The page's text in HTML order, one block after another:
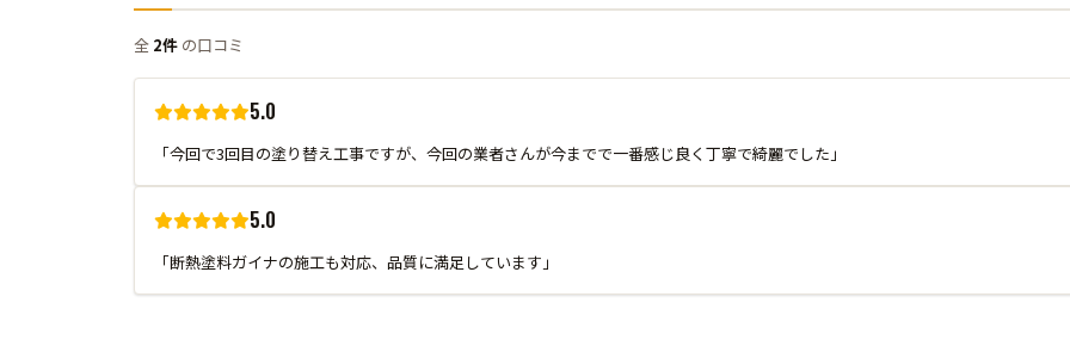
全 2件 の口コミ
5.0
「今回で3回目の塗り替え工事ですが、今回の業者さんが今までで一番感じ良く丁寧で綺麗でした」
5.0
「断熱塗料ガイナの施工も対応、品質に満足しています」